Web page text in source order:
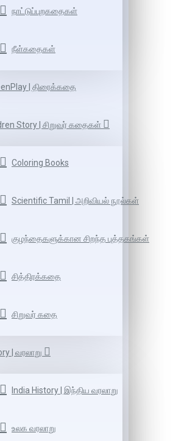
நாட்டுப்புறகதைகள்
நீள்கதைகள்
| திரைக்கதை
Story | சிறுவர் கதைகள்
Coloring Books
Scientific Tamil | அறிவியல் நூல்கள்
குழந்தைகளுக்கான சிறந்த புத்தகங்கள்
சித்திரக்கதை
சிறுவர் கதை
| வரலாறு
India History | இந்திய வரலாறு
உலக வரலாறு